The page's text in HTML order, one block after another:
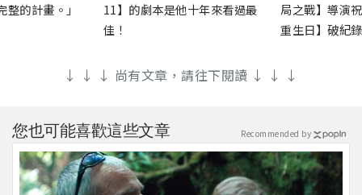
的計畫。」
11】的劇本是他十年來看過最
佳！
局之戰】導演
重生日】破紀
↓ ↓ ↓ 尚有文章，請往下閱讀 ↓ ↓ ↓
您也可能喜歡這些文章 Recommended by